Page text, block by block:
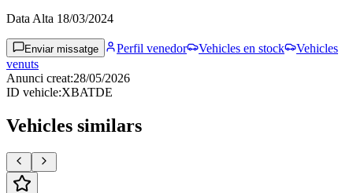
Data Alta 18/03/2024
Enviar missatge Perfil venedor Vehicles en stock
Vehicles
venuts
Anunci creat:28/05/2026
ID vehicle:XBATDE
Vehicles similars